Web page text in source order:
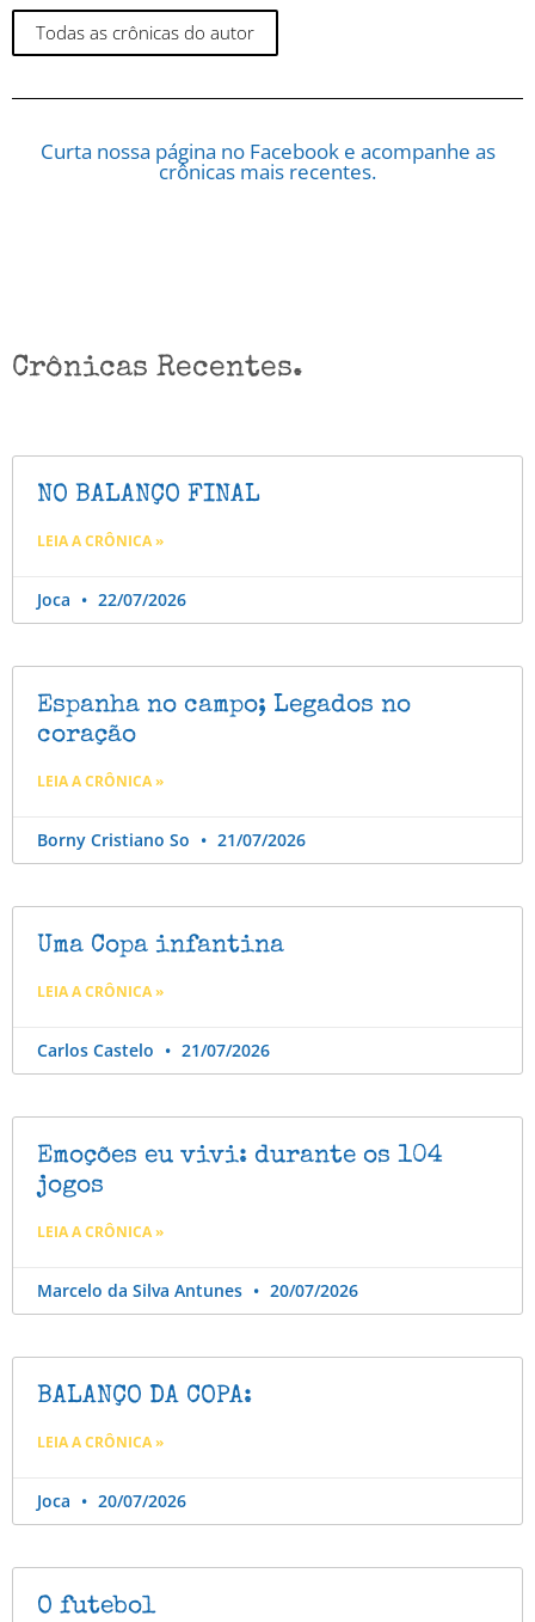
Todas as crônicas do autor
Curta nossa página no Facebook e acompanhe as
crônicas mais recentes.
Crônicas Recentes.
NO BALANÇO FINAL
LEIA A CRÔNICA »
Joca 22/07/2026
Espanha no campo; Legados no
coração
LEIA A CRÔNICA »
Borny Cristiano So 21/07/2026
Uma Copa infantina
LEIA A CRÔNICA »
Carlos Castelo 21/07/2026
Emoções eu vivi: durante os 104
jogos
LEIA A CRÔNICA »
Marcelo da Silva Antunes 20/07/2026
BALANÇO DA COPA:
LEIA A CRÔNICA »
Joca 20/07/2026
O futebol